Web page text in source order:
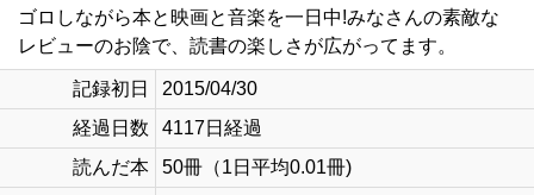
ゴロしながら本と映画と音楽を一日中!みなさんの素敵な
レビューのお陰で、読書の楽しさが広がってます。
記録初日
2015/04/30
経過日数
4117日経過
読んだ本
50冊（1日平均0.01冊)